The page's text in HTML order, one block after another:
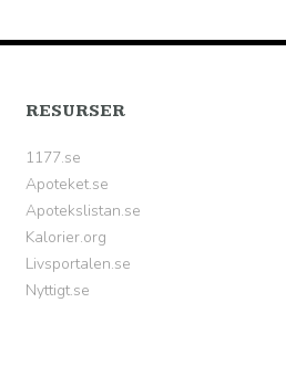
RESURSER
1177.se
Apoteket.se
Apotekslistan.se
Kalorier.org
Livsportalen.se
Nyttigt.se